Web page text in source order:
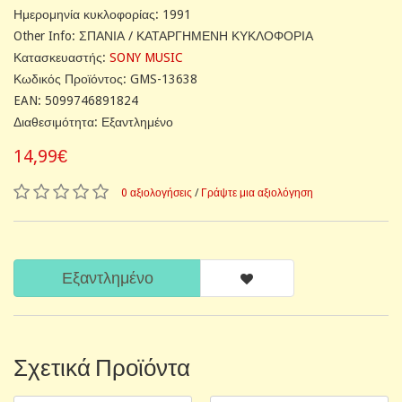
Ημερομηνία κυκλοφορίας: 1991
Other Info: ΣΠΑΝΙΑ / ΚΑΤΑΡΓΗΜΕΝΗ ΚΥΚΛΟΦΟΡΙΑ
Κατασκευαστής: SONY MUSIC
Κωδικός Προϊόντος: GMS-13638
EAN: 5099746891824
Διαθεσιμότητα: Εξαντλημένο
14,99€
0 αξιολογήσεις / Γράψτε μια αξιολόγηση
Εξαντλημένο
Σχετικά Προϊόντα